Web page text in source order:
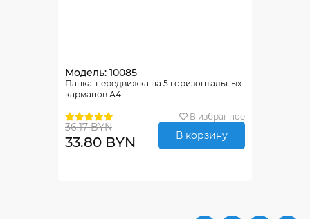
Модель: 10085
Папка-передвижка на 5 горизонтальных
карманов А4
В избранное
36.17 BYN
33.80 BYN В корзину